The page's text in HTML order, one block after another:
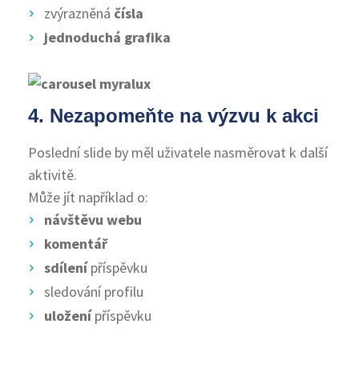
zvýrazněná čísla
jednoduchá grafika
4. Nezapomeňte na výzvu k akci
Poslední slide by měl uživatele nasměrovat k další
aktivitě.
Může jít například o:
návštěvu webu
komentář
sdílenípříspěvku
sledování profilu
uloženípříspěvku